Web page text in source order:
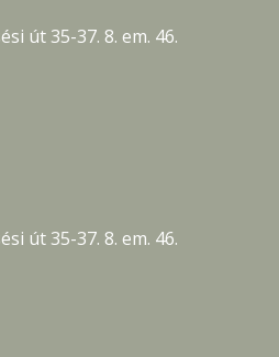
út 35-37. 8. em. 46.
út 35-37. 8. em. 46.